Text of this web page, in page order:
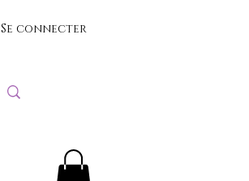
Se connecter